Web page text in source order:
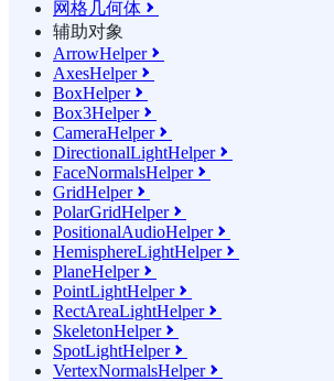
网格几何体 
辅助对象
ArrowHelper
AxesHelper
BoxHelper
Box3Helper
CameraHelper
DirectionalLightHelper
FaceNormalsHelper
GridHelper
PolarGridHelper
PositionalAudioHelper
HemisphereLightHelper
PlaneHelper
PointLightHelper
RectAreaLightHelper
SkeletonHelper
SpotLightHelper
VertexNormalsHelper